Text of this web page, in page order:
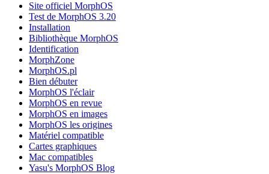
Site officiel MorphOS
Test de MorphOS 3.20
Installation
Bibliothèque MorphOS
Identification
MorphZone
MorphOS.pl
Bien débuter
MorphOS l'éclair
MorphOS en revue
MorphOS en images
MorphOS les origines
Matériel compatible
Cartes graphiques
Mac compatibles
Yasu's MorphOS Blog